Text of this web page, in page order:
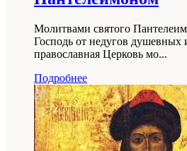
Молитвами святого
Господь от недугов душевных
православная Церковь мо...
Подробнее